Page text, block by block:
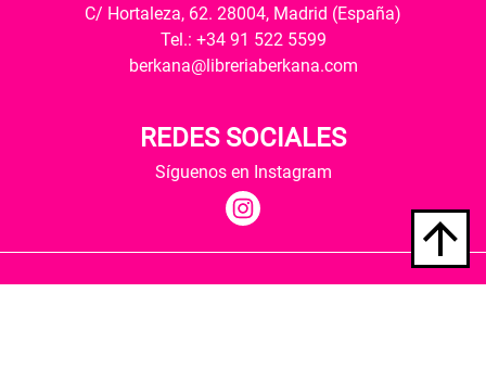
C/ Hortaleza, 62. 28004, Madrid (España)
Tel.: +34 91 522 5599
berkana@libreriaberkana.com
REDES SOCIALES
Síguenos en Instagram